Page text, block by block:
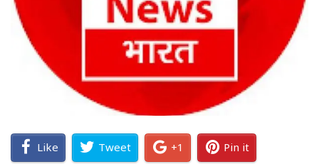
Like Tweet +1 Pin it